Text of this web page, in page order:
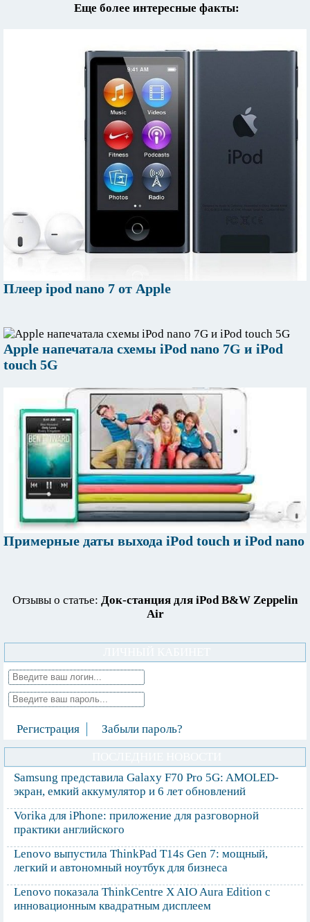
Еще более интересные факты:
Плеер ipod nano 7 от Apple
Apple напечатала схемы iPod nano 7G и iPod
touch 5G
Примерные даты выхода iPod touch и iPod nano
Отзывы о статье: Док-станция для iPod B&W Zeppelin
Air
Регистрация Забыли пароль?
Samsung представила Galaxy F70 Pro 5G: AMOLED-
экран, емкий аккумулятор и 6 лет обновлений
Vorika для iPhone: приложение для разговорной
практики английского
Lenovo выпустила ThinkPad T14s Gen 7: мощный,
легкий и автономный ноутбук для бизнеса
Lenovo показала ThinkCentre X AIO Aura Edition с
инновационным квадратным дисплеем